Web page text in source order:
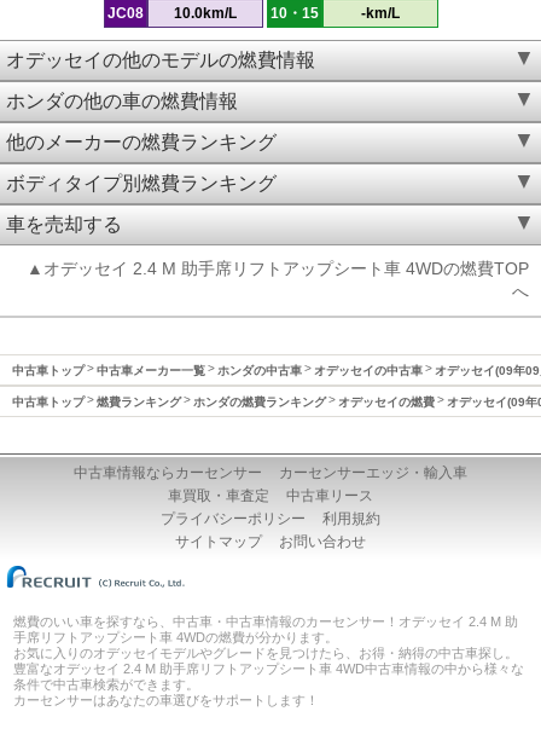
JC08 10.0km/L 10・15 -km/L
オデッセイの他のモデルの燃費情報
ホンダの他の車の燃費情報
他のメーカーの燃費ランキング
ボディタイプ別燃費ランキング
車を売却する
▲オデッセイ 2.4 M 助手席リフトアップシート車 4WDの燃費TOP
へ
中古車トップ 中古車メーカー一覧 ホンダの中古車 オデッセイの中古車 オデッセイ(09年
中古車トップ 燃費ランキング ホンダの燃費ランキング オデッセイの燃費 オデッセイ(09
中古車情報ならカーセンサー
カーセンサーエッジ・輸入車
車買取・車査定
中古車リース
プライバシーポリシー
利用規約
サイトマップ
お問い合わせ
燃費のいい車を探すなら、中古車・中古車情報のカーセンサー！オデッセイ 2.4 M 助
手席リフトアップシート車 4WDの燃費が分かります。
お気に入りのオデッセイモデルやグレードを見つけたら、お得・納得の中古車探し。
豊富なオデッセイ 2.4 M 助手席リフトアップシート車 4WD中古車情報の中から様々な
条件で中古車検索ができます。
カーセンサーはあなたの車選びをサポートします！